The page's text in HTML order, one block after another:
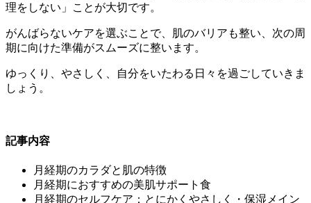
理をしない」ことが大切です。
がんばらないケアを選ぶことで、肌のバリアも整い、次の周
期に向けた準備がスムーズに整います。
ゆっくり、やさしく、自分をいたわる日々を過ごしていきま
しょう。
記事内容
月経期のカラダと肌の特徴
月経期におすすめの美肌サポート食
月経期のセルフケア：とにかくやさしく・保湿メイン